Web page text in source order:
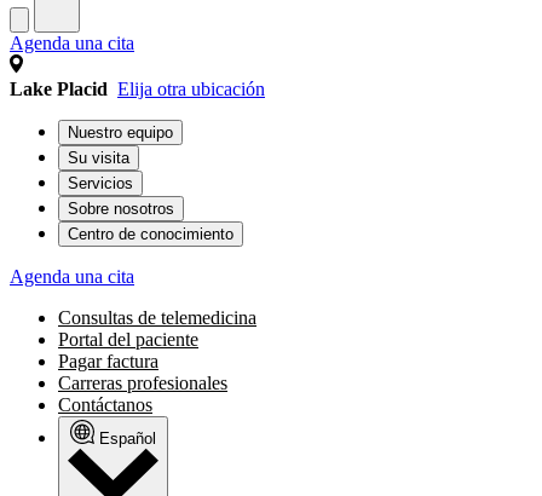
Agenda una cita
Lake Placid Elija otra ubicación
Nuestro equipo
Su visita
Servicios
Sobre nosotros
Centro de conocimiento
Agenda una cita
Consultas de telemedicina
Portal del paciente
Pagar factura
Carreras profesionales
Contáctanos
Español